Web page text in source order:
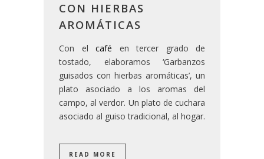
CON HIERBAS
AROMÁTICAS
Con el café en tercer grado de
tostado, elaboramos ‘Garbanzos
guisados con hierbas aromáticas’, un
plato asociado a los aromas del
campo, al verdor. Un plato de cuchara
asociado al guiso tradicional, al hogar.
READ MORE